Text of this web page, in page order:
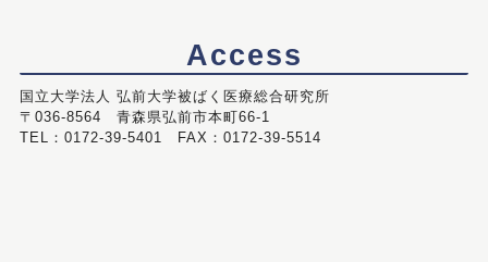
Access
国立大学法人 弘前大学被ばく医療総合研究所
〒036-8564 青森県弘前市本町66-1
TEL：0172-39-5401 FAX：0172-39-5514